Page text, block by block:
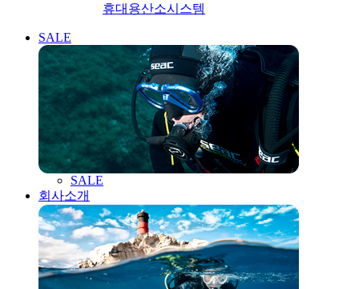
휴대용산소시스템
SALE
SALE
회사소개